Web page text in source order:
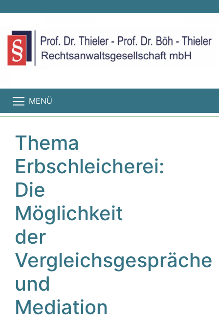
MENÜ
Thema
Erbschleicherei:
Die
Möglichkeit
der
Vergleichsgespräche
und
Mediation